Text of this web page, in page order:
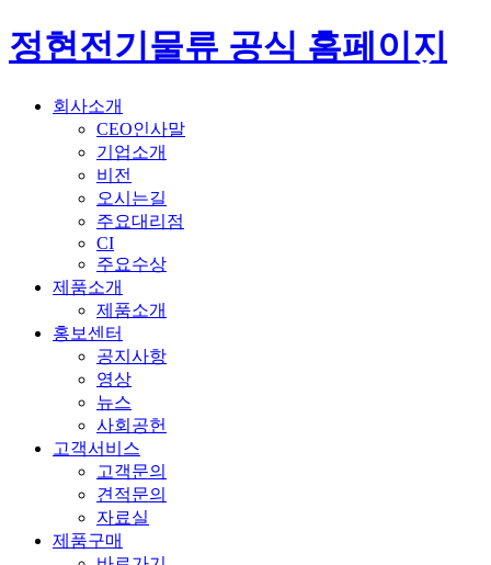
정현전기물류 공식 홈페이지
회사소개
CEO인사말
기업소개
비전
오시는길
주요대리점
CI
주요수상
제품소개
제품소개
홍보센터
공지사항
영상
뉴스
사회공헌
고객서비스
고객문의
견적문의
자료실
제품구매